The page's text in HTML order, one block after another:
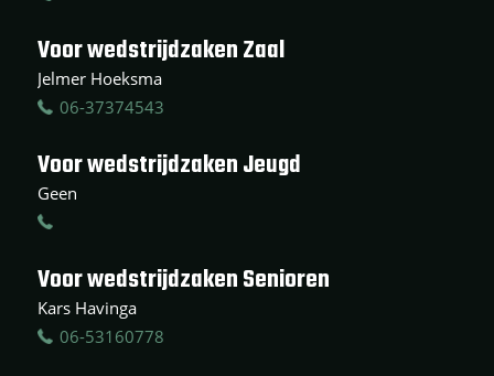
Voor wedstrijdzaken Zaal
Jelmer Hoeksma
06-37374543
Voor wedstrijdzaken Jeugd
Geen
Voor wedstrijdzaken Senioren
Kars Havinga
06-53160778